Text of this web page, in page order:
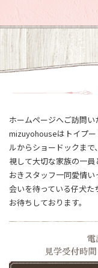
ホームページへご訪問い
mizuyohouseはトイプー
ルからショードックま
視して大切な家族の一
おきスタッフ一同愛情
会いを待っている仔犬
お待ちしております。